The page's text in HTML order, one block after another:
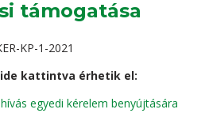
támogatása
KP-1-2021
kattintva érhetik el:
egyedi kérelem benyújtására